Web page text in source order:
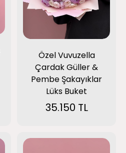
Özel Vuvuzella
Çardak Güller &
Pembe Şakayıklar
Lüks Buket
35.150 TL